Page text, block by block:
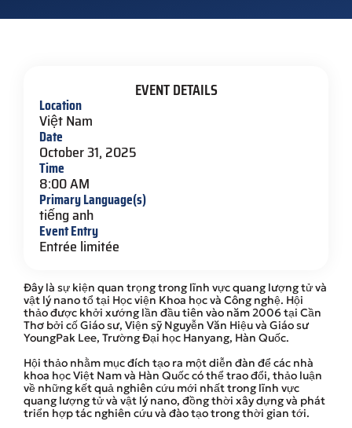
Đây là sự kiện quan trọng trong lĩnh vực quang lượng tử và
vật lý nano tổ tại Học viện Khoa học và Công nghệ. Hội
thảo được khởi xướng lần đầu tiên vào năm 2006 tại Cần
Thơ bởi cố Giáo sư, Viện sỹ Nguyễn Văn Hiệu và Giáo sư
YoungPak Lee, Trường Đại học Hanyang, Hàn Quốc.
Hội thảo nhằm mục đích tạo ra một diễn đàn để các nhà
khoa học Việt Nam và Hàn Quốc có thể trao đổi, thảo luận
về những kết quả nghiên cứu mới nhất trong lĩnh vực
quang lượng tử và vật lý nano, đồng thời xây dựng và phát
triển hợp tác nghiên cứu và đào tạo trong thời gian tới.
EVENT DETAILS
Location
Việt Nam
Date
October 31, 2025
Time
8:00 AM
Primary Language(s)
tiếng anh
Event Entry
Entrée limitée